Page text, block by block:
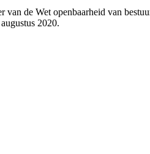
de Wet openbaarheid van
2020.